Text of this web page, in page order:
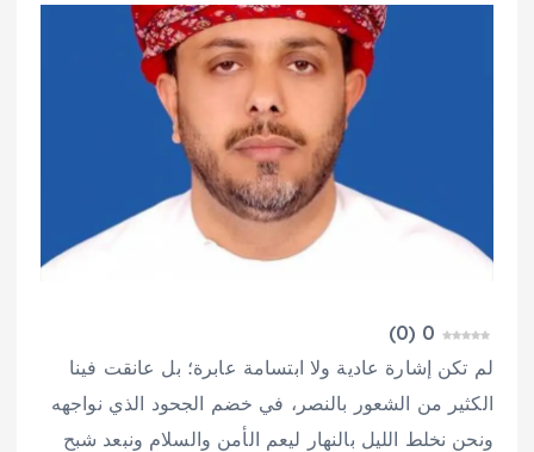
0
(
0
)
لم تكن إشارة عادية ولا ابتسامة عابرة؛ بل عانقت فينا
الكثير من الشعور بالنصر، في خضم الجحود الذي نواجهه
ونحن نخلط الليل بالنهار ليعم الأمن والسلام ونبعد شبح